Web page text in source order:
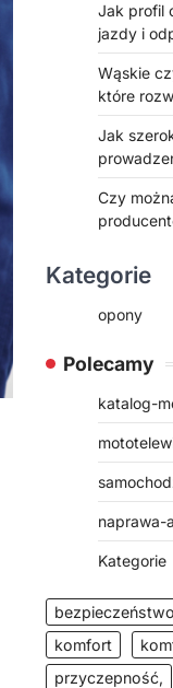
Jak profil
jazdy i
Wąskie
które
Jak
Czy
Kategorie
opony
Polecamy
katalog-
naprawa-
Kategorie
bezpieczeństwo
komfort
przyczepność,